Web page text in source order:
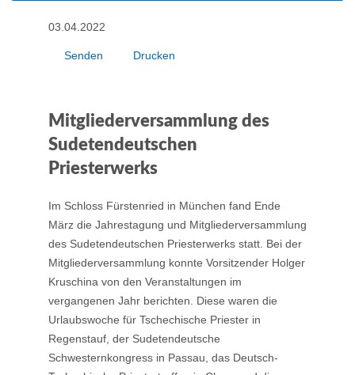
03.04.2022
Senden Drucken
Mitgliederversammlung des
Sudetendeutschen
Priesterwerks
Im Schloss Fürstenried in München fand Ende
März die Jahrestagung und Mitgliederversammlung
des Sudetendeutschen Priesterwerks statt. Bei der
Mitgliederversammlung konnte Vorsitzender Holger
Kruschina von den Veranstaltungen im
vergangenen Jahr berichten. Diese waren die
Urlaubswoche für Tschechische Priester in
Regenstauf, der Sudetendeutsche
Schwesternkongress in Passau, das Deutsch-